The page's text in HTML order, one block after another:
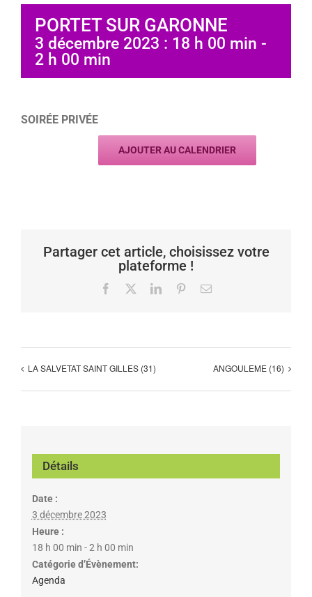
PORTET SUR GARONNE
3 décembre 2023 : 18 h 00 min -
2 h 00 min
SOIRÉE PRIVÉE
AJOUTER AU CALENDRIER
Partager cet article, choisissez votre
plateforme !
Facebook LinkedInPinterestEmail
LA SALVETAT SAINT GILLES (31) ANGOULEME (16)
Détails
Date :
3 décembre 2023
Heure :
18 h 00 min - 2 h 00 min
Catégorie d’Évènement:
Agenda